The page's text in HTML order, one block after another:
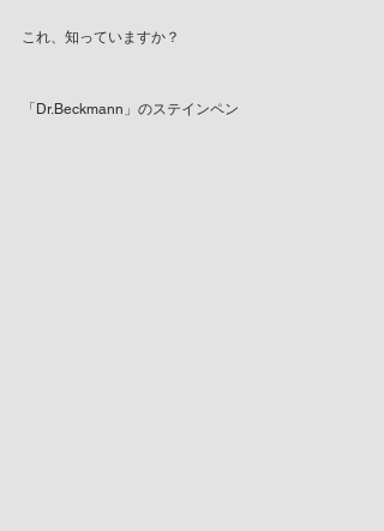
これ、知っていますか？
「Dr.Beckmann」のステインペン